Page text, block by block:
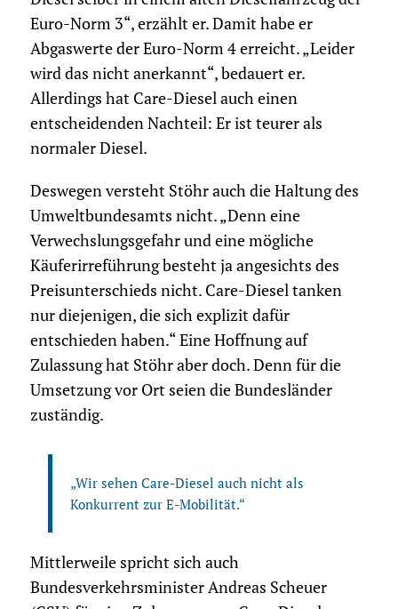
Euro-Norm 3“, erzählt er. Damit habe er
Abgaswerte der Euro-Norm 4 erreicht. „Leider
wird das nicht anerkannt“, bedauert er.
Allerdings hat Care-Diesel auch einen
entscheidenden Nachteil: Er ist teurer als
normaler Diesel.
Deswegen versteht Stöhr auch die Haltung des
Umweltbundesamts nicht. „Denn eine
Verwechslungsgefahr und eine mögliche
Käuferirreführung besteht ja angesichts des
Preisunterschieds nicht. Care-Diesel tanken
nur diejenigen, die sich explizit dafür
entschieden haben.“ Eine Hoffnung auf
Zulassung hat Stöhr aber doch. Denn für die
Umsetzung vor Ort seien die Bundesländer
zuständig.
„Wir sehen Care-Diesel auch nicht als
Konkurrent zur E-Mobilität.“
Mittlerweile spricht sich auch
Bundesverkehrsminister Andreas Scheuer